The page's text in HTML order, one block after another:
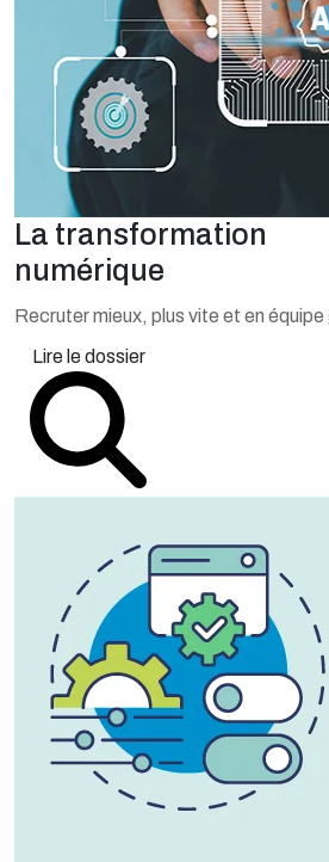
La transformation
numérique
Recruter mieux, plus vite et en
Lire le dossier